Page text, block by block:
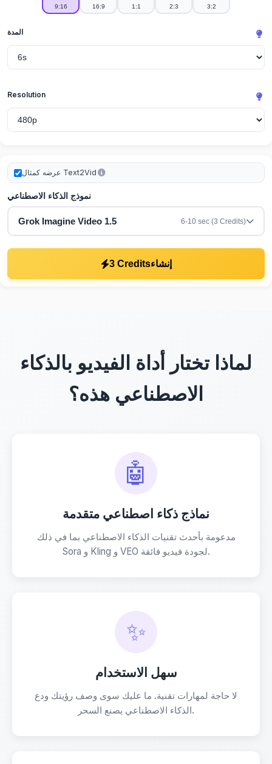
9:16 16:9 1:1 2:3 3:2
المدة
Resolution
عرضه كمثال Text2Vid
نموذج الذكاء الاصطناعي
Grok Imagine Video 1.5 6-10 sec (3 Credits)
3 Creditsإنشاء
لماذا تختار أداة الفيديو بالذكاء
الاصطناعي هذه؟
🤖
نماذج ذكاء اصطناعي متقدمة
مدعومة بأحدث تقنيات الذكاء الاصطناعي بما في ذلك
Sora و Kling و VEO لجودة فيديو فائقة.
✨
سهل الاستخدام
لا حاجة لمهارات تقنية. ما عليك سوى وصف رؤيتك ودع
الذكاء الاصطناعي يصنع السحر.